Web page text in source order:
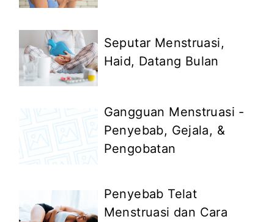
Seputar Menstruasi,
Haid, Datang Bulan
Gangguan Menstruasi -
Penyebab, Gejala, &
Pengobatan
Penyebab Telat
Menstruasi dan Cara